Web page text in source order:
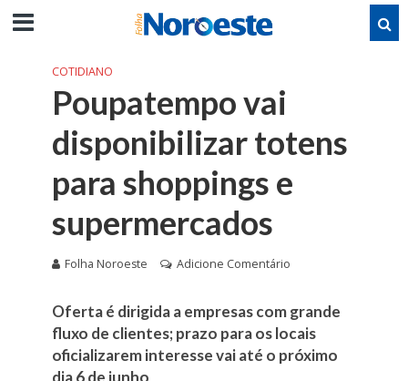
COTIDIANO
Poupatempo vai
disponibilizar totens
para shoppings e
supermercados
Folha Noroeste Adicione Comentário
Oferta é dirigida a empresas com grande
fluxo de clientes; prazo para os locais
oficializarem interesse vai até o próximo
dia 6 de junho